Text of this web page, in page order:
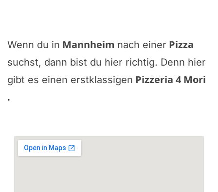
Wenn du in Mannheim nach einer Pizza
suchst, dann bist du hier richtig. Denn hier
gibt es einen erstklassigen Pizzeria 4 Mori
.